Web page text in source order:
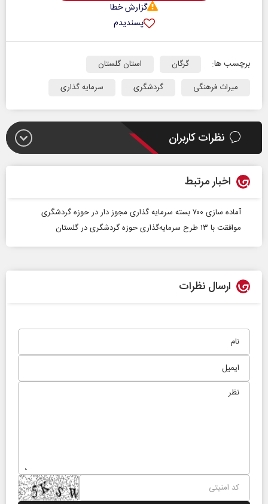
گزارش خطا
پسندیدم
برچسب ها: گرگان
استان گلستان
میراث فرهنگی
گردشگری سرمایه گذاری
نظرات کاربران
اخبار مرتبط
آماده سازی ۷۰۰ بسته سرمایه گذاری مجوز دار در حوزه گردشگری
موافقت با ۱۳ طرح سرمایه‌گذاری حوزه گردشگری در گلستان
ارسال نظرات